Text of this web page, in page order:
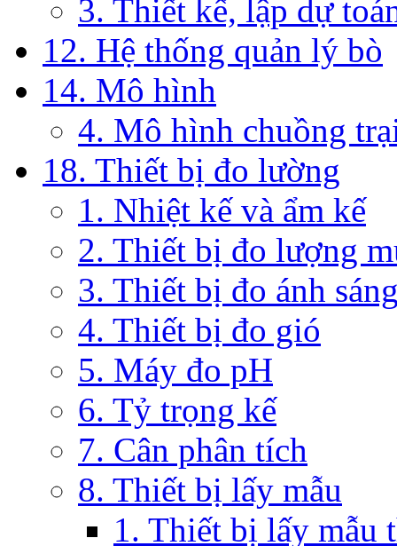
3. Thiết kế, lập dự
12. Hệ thống quản lý bò
14. Mô hình
4. Mô hình chuồng
18. Thiết bị đo lường
1. Nhiệt kế và ẩm kế
2. Thiết bị đo lượng
3. Thiết bị đo ánh
4. Thiết bị đo gió
5. Máy đo pH
6. Tỷ trọng kế
7. Cân phân tích
8. Thiết bị lấy mẫu
1. Thiết bị lấy mẫu